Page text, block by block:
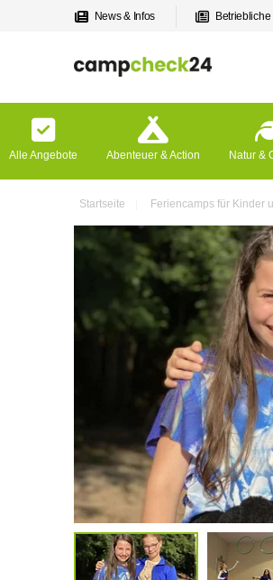
News & Infos
Alle Angebote Abenteuer & Action Natur &
Startseite Feriencamps für Kinder